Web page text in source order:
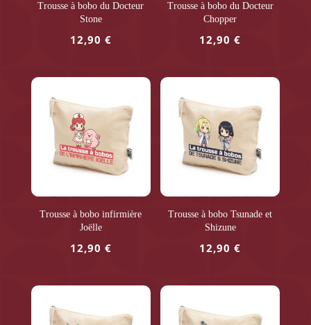
Trousse à bobo du Docteur
Stone
12,90 €
Trousse à bobo du Docteur
Chopper
12,90€
Trousse à bobo infirmière
Joëlle
12,90 €
Trousse à bobo Tsunade et
Shizune
12,90€